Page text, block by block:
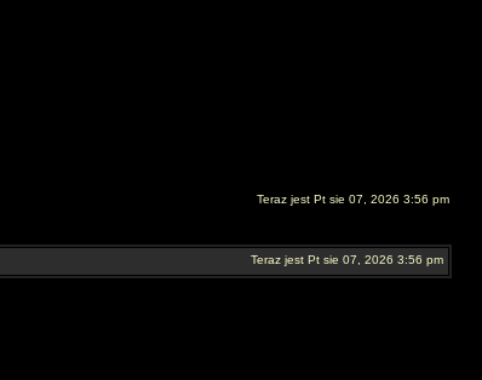
Teraz jest Pt sie 07, 2026 3:56 pm
Teraz jest Pt sie 07, 2026 3:56 pm